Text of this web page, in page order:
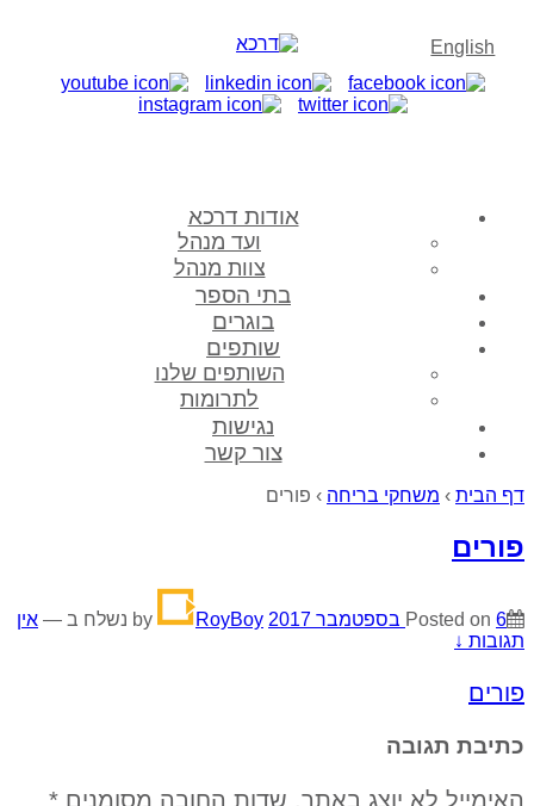
English
אודות דרכא
ועד מנהל
צוות מנהל
בתי הספר
בוגרים
שותפים
השותפים שלנו
לתרומות
נגישות
צור קשר
דף הבית › משחקי בריחה › פורים
פורים
Posted on 6 בספטמבר 2017 RoyBoy נשלח ב — אין
תגובות ↓
פורים
כתיבת תגובה
האימייל לא יוצג באתר. שדות החובה מסומנים *